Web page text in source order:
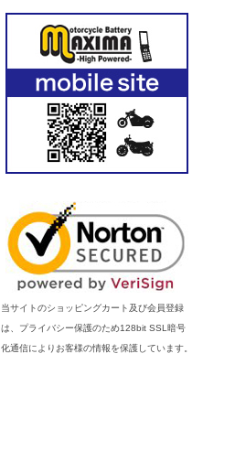
当サイトのショッピングカート及び会員登録
は、プライバシー保護のため128bit SSL暗号
化通信によりお客様の情報を保護しています。